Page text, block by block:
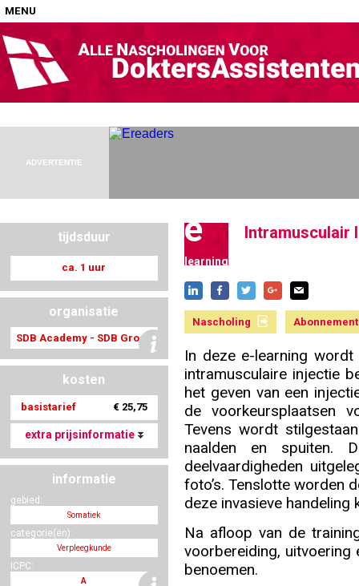
MENU
Home
Nascholingen op locatie (agenda)
Nascholingen online (elearning)
Nascholingen op aanvraag (in-company)
Nascholing aanmelden
Registreren
ADVERTENTIE
tijdsduur
ca. 1 uur
organisatie
SDB Academy - SDB Groep
kosten
basistarief € 25,75
extra prijsinformatie
informatie
gebied:
Somatiek
categorie(ën):
Verpleegkunde
ICPC:
A
e
learning
Intramusculair
Nascholing Abonnement
In deze e-learning
intramusculaire injectie
het geven van een
de voorkeursplaatsen
Tevens wordt
naalden en spuiten.
deelvaardigheden
foto’s. Tenslotte worden
deze invasieve handeling
Na afloop van de
voorbereiding, uitvoering
benoemen.